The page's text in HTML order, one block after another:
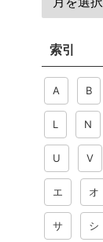
索引
A B
L N
U V
エ オ
サ シ